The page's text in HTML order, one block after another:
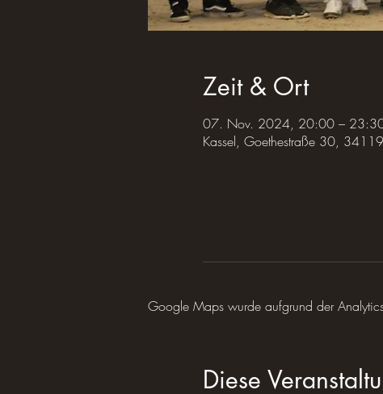
Zeit & Ort
07. Nov. 2024, 20:00 –
Kassel, Goethestraße 30,
Google Maps wurde aufgrund der
Diese